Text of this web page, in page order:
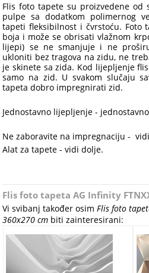
Flis foto tapete su proizvedene od
pulpe sa dodatkom polimernog
tapeti fleksibilnost i čvrstoću. Foto
boja i može se obrisati vlažnom
lijepi) se ne smanjuje i ne
ukloniti bez tragova na zidu, ne
je skinete sa zida. Kod lijepljenje
samo na zid. U svakom slučaju
tapeta dobro impregnirati zid.
Jednostavno lijepljenje -
Ne zaboravite na impregnaciju -
Alat za tapete - vidi dolje.
Flis foto tapeta AG Infinity
Vi svibanj također osimFlis foto
360x270 cm biti zainteresirani: